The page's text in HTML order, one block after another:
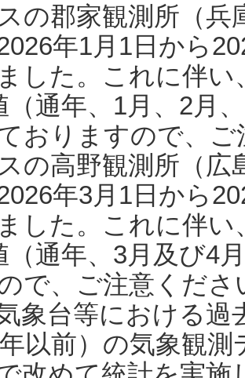
の郡家観測所（
年1月1日から
した。これに伴い
（通年、1月、2月
おりますので、
の高野観測所（
年3月1日から
した。これに伴い
（通年、3月及び4
で、ご注意くだ
象台等における過
年以前）の気象観